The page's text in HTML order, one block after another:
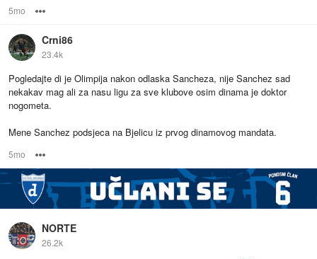
5mo
Crni86
23.4k
Pogledajte di je Olimpija nakon odlaska Sancheza, nije Sanchez sad
nekakav mag ali za nasu ligu za sve klubove osim dinama je doktor
nogometa.
Mene Sanchez podsjeca na Bjelicu iz prvog dinamovog mandata.
5mo
NORTE
26.2k